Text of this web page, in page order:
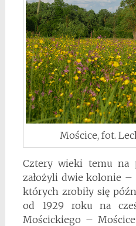
Mościce, fot.
Cztery wieki temu na
założyli dwie kolonie
których zrobiły się
od 1929 roku na
Mościckiego –